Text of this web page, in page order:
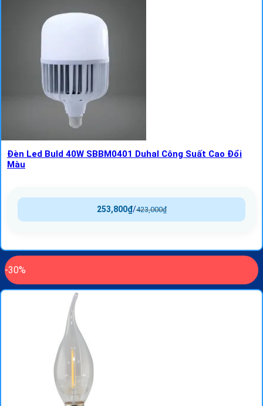
Đèn Led Buld 40W SBBM0401 Duhal Công Suất Cao Đổi
Màu
423,000₫
/
253,800₫
-30%